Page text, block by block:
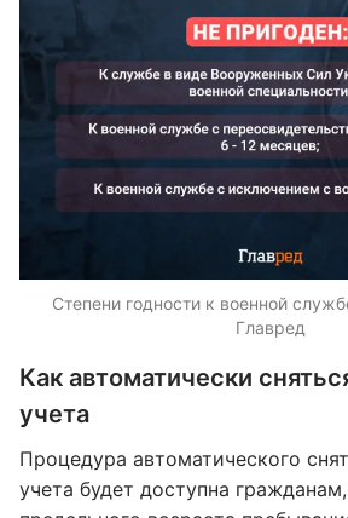
Степени годности к военной
Главред
Как автоматически
учета
Процедура автоматического
учета будет доступна